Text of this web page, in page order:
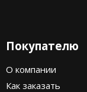
Покупателю
О компании
Как заказать